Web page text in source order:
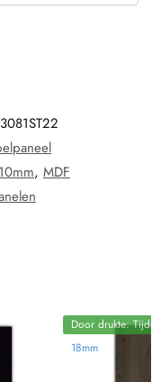
10mm, MDF
Door drukte:
18mm